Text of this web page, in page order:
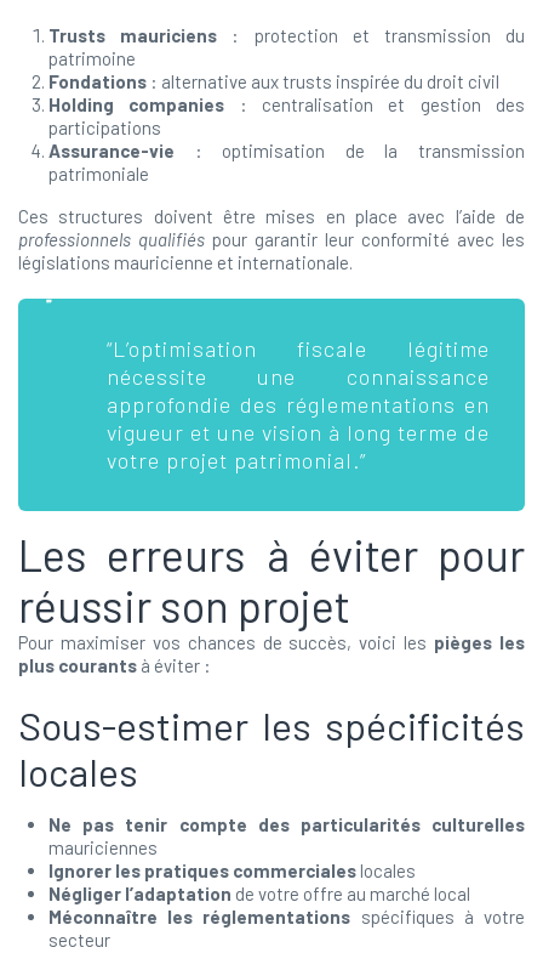
Trusts mauriciens : protection et transmission du
patrimoine
Fondations : alternative aux trusts inspirée du droit civil
Holding companies : centralisation et gestion des
participations
Assurance-vie : optimisation de la transmission
patrimoniale
Ces structures doivent être mises en place avec l’aide de
professionnels qualifiés pour garantir leur conformité avec les
législations mauricienne et internationale.
“L’optimisation fiscale légitime
nécessite une connaissance
approfondie des réglementations en
vigueur et une vision à long terme de
votre projet patrimonial.”
Les erreurs à éviter pour
réussir son projet
Pour maximiser vos chances de succès, voici les pièges les
plus courants à éviter :
Sous-estimer les spécificités
locales
Ne pas tenir compte des particularités culturelles
mauriciennes
Ignorer les pratiques commerciales locales
Négliger l’adaptation de votre offre au marché local
Méconnaître les réglementations spécifiques à votre
secteur